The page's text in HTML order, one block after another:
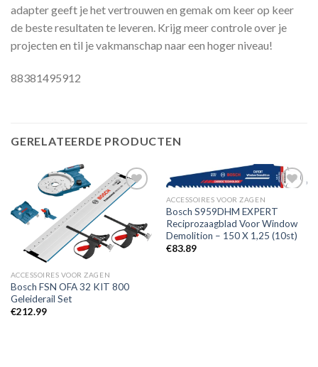
adapter geeft je het vertrouwen en gemak om keer op keer
de beste resultaten te leveren. Krijg meer controle over je
projecten en til je vakmanschap naar een hoger niveau!
88381495912
GERELATEERDE PRODUCTEN
Toevoegen
aan
verlanglijst
ACCESSOIRES VOOR ZAGEN
Bosch FSN OFA 32 KIT 800
Geleiderail Set
€212.99
Toevoegen
aan
ACCESSOIRES VOOR ZAGEN
Bosch S959DHM EXPERT
Reciprozaagblad Voor Window
Demolition – 150 X 1,25 (10st)
€83.89